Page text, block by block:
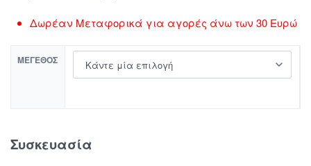
Δωρέαν Μεταφορικά για αγορές άνω των 30 Ευρώ
ΜΈΓΕΘΟΣ
Συσκευασία